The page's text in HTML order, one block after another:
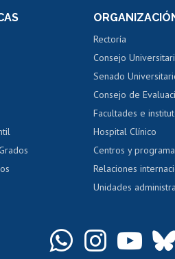
de notas
dental
crédito alumnos
y crédito exalumnos
y grados
Evaluación
Calificación
Postulación
Rectoría
Consejo
Senado
Consejo de
Facultades e
Hospital Clínico
Centros y
Relaciones
Unidades